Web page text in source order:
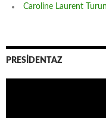
Caroline Laurent
PRESİDENTAZ